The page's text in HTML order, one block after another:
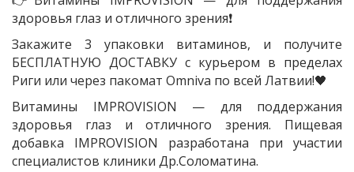
здоровья глаз и отличного зрения❗
Закажите 3 упаковки витаминов, и получите
БЕСПЛАТНУЮ ДОСТАВКУ с курьером в пределах
Риги или через пакомат Omniva по всей Латвии!🖤
Витамины IMPROVISION — для поддержания
здоровья глаз и отличного зрения. Пищевая
добавка IMPROVISION разработана при участии
специалистов клиники Др.Соломатина.